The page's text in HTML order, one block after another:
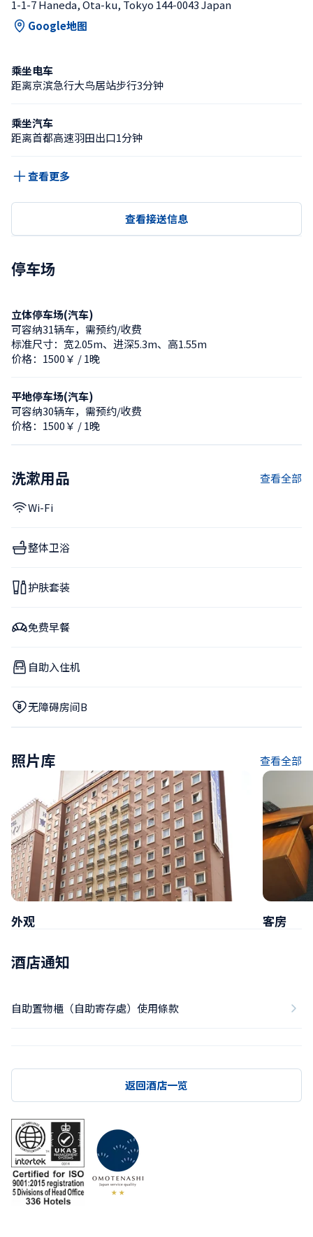
1-1-7 Haneda, Ota-ku, Tokyo 144-0043 Japan
Google地图
乘坐电车
距离京滨急行大鸟居站步行3分钟
乘坐汽车
距离首都高速羽田出口1分钟
查看更多
查看接送信息
停车场
立体停车场(汽车)
可容纳31辆车，需预约/收费
标准尺寸：宽2.05m、进深5.3m、高1.55m
价格：1500￥ / 1晚
平地停车场(汽车)
可容纳30辆车，需预约/收费
价格：1500￥ / 1晚
洗漱用品 查看全部
Wi-Fi
整体卫浴
护肤套装
免费早餐
自助入住机
无障碍房间B
照片库 查看全部
外观 客房
酒店通知
自助置物櫃（自助寄存處）使用條款
返回酒店一览